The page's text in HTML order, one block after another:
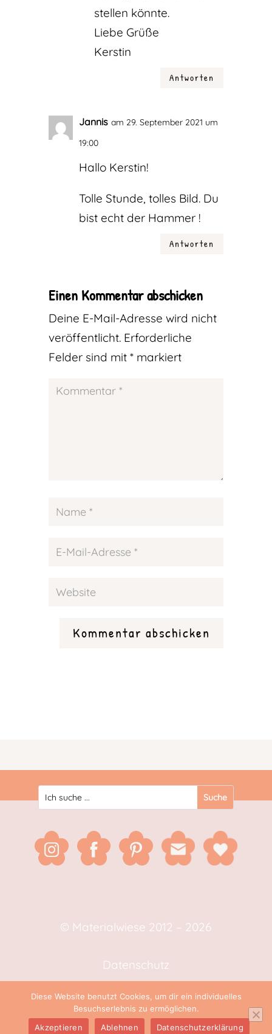
stellen könnte.
Liebe Grüße
Kerstin
Antworten
Jannis am 29. September 2021 um
19:00
Hallo Kerstin!
Tolle Stunde, tolles Bild. Du
bist echt der Hammer !
Antworten
Einen Kommentar abschicken
Deine E-Mail-Adresse wird nicht
veröffentlicht. Erforderliche
Felder sind mit *markiert
Kommentar abschicken
© Materialwiese 2012 – 2026
Datenschutz
Impressum
Diese Website benutzt Cookies, um dir ein individuelles
Besuchserlebnis zu ermöglichen.
Akzeptieren
Ablehnen Datenschutzerklärung